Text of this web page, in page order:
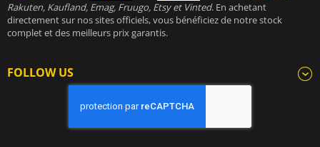
Rakuten, Kaufland, Emag, Fruugo, Etsy et Vinted. En achetant
directement sur nos sites officiels, vous bénéficiez de notre stock
complet et des meilleurs prix garantis.
FOLLOW US